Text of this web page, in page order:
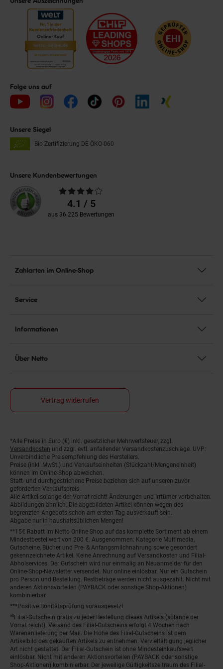
Folge uns auf
Unsere Siegel
Bio Zertifizierung DE-ÖKO-060
Unsere Kundenbewertungen
Durchschnittliche
Bewertungen4.1 / 5
aus 36.225 Bewertungen
Zahlarten im Online-Shop
Service
Informationen
Über Netto
Vertrag widerrufen
Fußnoten
*Alle Preise in Euro (€) inkl. gesetzlicher Mehrwertsteuer, zzgl.
Versandkosten und zzgl. evtl. anfallender Versandkostenzuschläge. UVP:
Unverbindliche Preisempfehlung des Herstellers.
Preise (inkl. MwSt.) und Verkaufseinheiten (Stückzahl/Mengeneinheit)
können im Online-Shop abweichen.
Statt- und durchgestrichene Preise beziehen sich auf unseren zuvor
geforderten Verkaufspreis.
Alle Artikel solange der Vorrat reicht! Änderungen und Irrtümer vorbehalten.
Abbildungen ähnlich. Die abgebildeten Artikel können wegen des
begrenzten Angebots schon am ersten Tag ausverkauft sein.
Abgabe nur in haushaltsüblichen Mengen!
**15€ Rabatt im Netto Online-Shop auf das komplette Sortiment ab einem
Mindestbestellwert von 200 €. Ausgenommen: Kategorie Multimedia,
Gutscheine, Bücher und Pre- & Anfangsmilchnahrung sowie gesondert
gekennzeichnete Artikel. Keine Anrechnung auf Versandkosten und Filial-
Abholservices. Der Gutschein wird nur einmalig an Neuanmelder für den
Online-Shop-Newsletter versendet. Nur online einlösbar. Nur ein Gutschein
pro Person und Bestellung. Restbeträge werden nicht ausgezahlt. Nicht mit
anderen Aktionsvorteilen (PAYBACK oder sonstige Shop-Aktionen)
kombinierbar.
***Positive Bonitätsprüfung vorausgesetzt
²⁰Filial-Gutschein gratis zu jeder Bestellung dieses Artikels (solange der
Vorrat reicht). Versand des Filial-Gutscheins erfolgt 4 Wochen nach
Warenanlieferung per Mail. Die Höhe des Filial-Gutscheins ist dem
Artikelbild des gekauften Artikels zu entnehmen. Vervielfältigung jeglicher
Art nicht gestattet. Der Filial-Gutschein ist ohne Mindesteinkaufswert
einlösbar. Nicht mit anderen Aktionsvorteilen (PAYBACK oder sonstige
Shop-Aktionen) kombinierbar. Der jeweilige Gültigkeitszeitraum des Filial-